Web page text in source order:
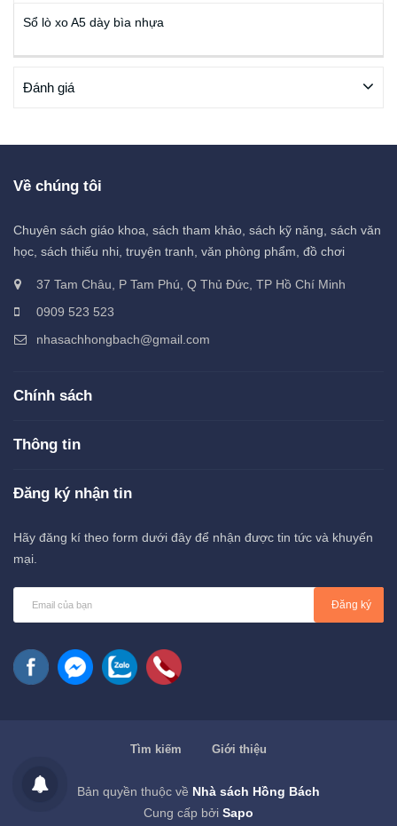
Sổ lò xo A5 dày bìa nhựa
Đánh giá
Về chúng tôi
Chuyên sách giáo khoa, sách tham khảo, sách kỹ năng, sách văn
học, sách thiếu nhi, truyện tranh, văn phòng phẩm, đồ chơi
37 Tam Châu, P Tam Phú, Q Thủ Đức, TP Hồ Chí Minh
0909 523 523
nhasachhongbach@gmail.com
Chính sách
Thông tin
Đăng ký nhận tin
Hãy đăng kí theo form dưới đây để nhận được tin tức và khuyến
mại.
Đăng ký
Tìm kiếm Giới thiệu
Bản quyền thuộc về Nhà sách Hồng Bách
Cung cấp bởi Sapo